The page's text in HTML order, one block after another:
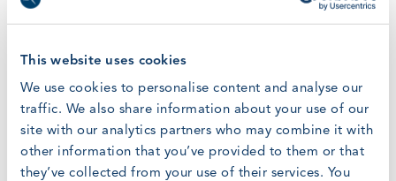
This website uses cookies
We use cookies to personalise content and analyse our
traffic. We also share information about your use of our
site with our analytics partners who may combine it with
other information that you’ve provided to them or that
they’ve collected from your use of their services. You
la red de centros que imparten formación GWO,
auditores GWO”
¿Qué les enseña a hacer el curso de
Cualificación de auditores GWO?